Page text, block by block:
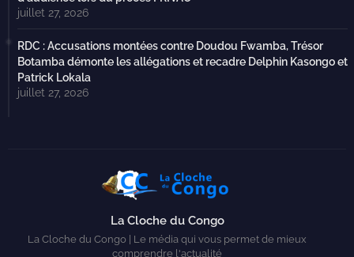
juillet 27, 2026
RDC : Accusations montées contre Doudou Fwamba, Trésor
Botamba démonte les allégations et recadre Delphin Kasongo et
Patrick Lokala
juillet 27, 2026
La Cloche du Congo
La Cloche du Congo | Le média qui vous permet de mieux
comprendre l'actualité